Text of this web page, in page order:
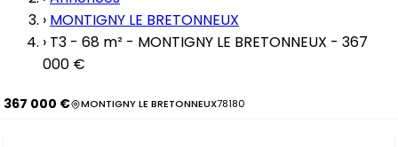
› MONTIGNY LE BRETONNEUX
› T3 - 68 m² - MONTIGNY LE BRETONNEUX - 367
000 €
367 000 € MONTIGNY LE BRETONNEUX78180